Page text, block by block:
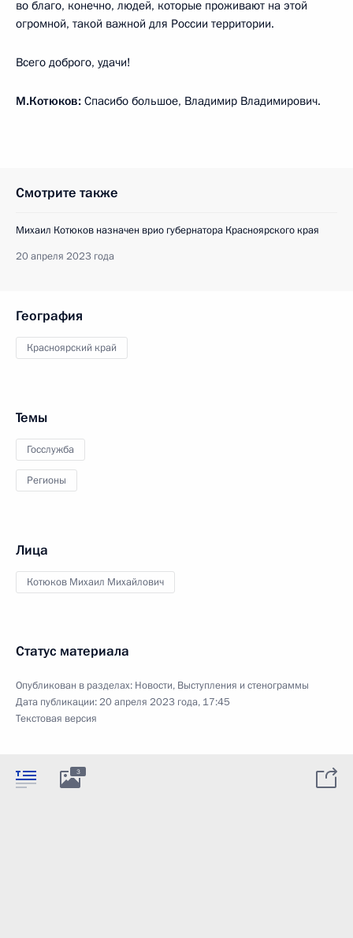
во благо, конечно, людей, которые проживают на этой
огромной, такой важной для России территории.
Всего доброго, удачи!
М.Котюков: Спасибо большое, Владимир Владимирович.
Смотрите также
Михаил Котюков назначен врио губернатора Красноярского края
20 апреля 2023 года
География
Красноярский край
Темы
Госслужба
Регионы
Лица
Котюков Михаил Михайлович
Статус материала
Опубликован в разделах: Новости, Выступления и стенограммы
Дата публикации:20 апреля 2023 года, 17:45
Текстовая версия
3